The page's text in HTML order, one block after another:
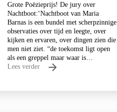
Grote Poëzieprijs! De jury over
Nachtboot:‘Nachtboot van Maria
Barnas is een bundel met scherpzinnige
observaties over tijd en leegte, over
kijken en ervaren, over dingen zien die
men niet ziet. “de toekomst ligt open
als een greppel maar waar is…
Lees verder